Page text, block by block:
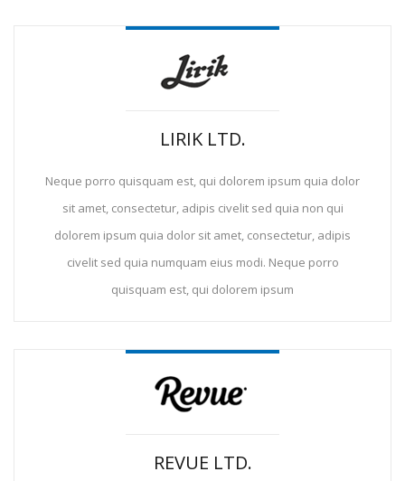
LIRIK LTD.
Neque porro quisquam est, qui dolorem ipsum quia dolor
sit amet, consectetur, adipis civelit sed quia non qui
dolorem ipsum quia dolor sit amet, consectetur, adipis
civelit sed quia numquam eius modi. Neque porro
quisquam est, qui dolorem ipsum
REVUE LTD.